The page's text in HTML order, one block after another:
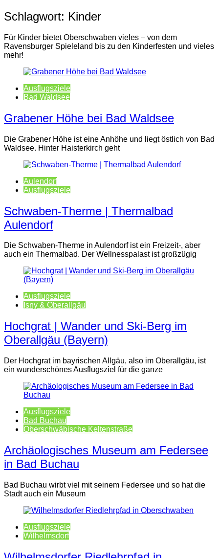
Schlagwort: Kinder
Für Kinder bietet Oberschwaben vieles – von dem
Ravensburger Spieleland bis zu den Kinderfesten und vieles
mehr!
Ausflugsziele
Bad Waldsee
Grabener Höhe bei Bad Waldsee
Die Grabener Höhe ist eine Anhöhe und liegt östlich von Bad
Waldsee. Hinter Haisterkirch geht
Aulendorf
Ausflugsziele
Schwaben-Therme | Thermalbad
Aulendorf
Die Schwaben-Therme in Aulendorf ist ein Freizeit-, aber
auch ein Thermalbad. Der Wellnesspalast ist großzügig
Ausflugsziele
Isny & Oberallgäu
Hochgrat | Wander und Ski-Berg im
Oberallgäu (Bayern)
Der Hochgrat im bayrischen Allgäu, also im Oberallgäu, ist
ein wunderschönes Ausflugsziel für die ganze
Ausflugsziele
Bad Buchau
Oberschwäbische Keltenstraße
Archäologisches Museum am Federsee
in Bad Buchau
Bad Buchau wirbt viel mit seinem Federsee und so hat die
Stadt auch ein Museum
Ausflugsziele
Wilhelmsdorf